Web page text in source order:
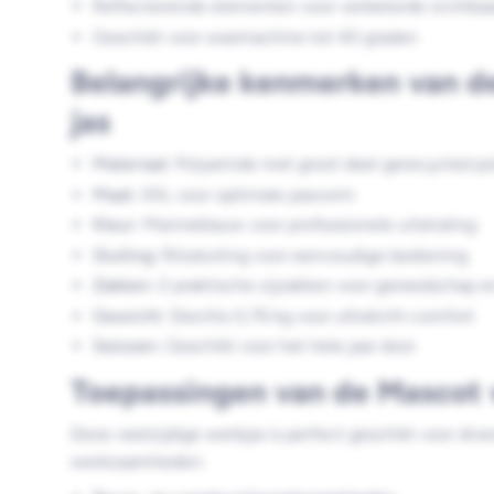
Geschikt voor wasmachine tot 40 graden
Belangrijke kenmerken van
jas
Materiaal:
Polyamide met groot deel gerecycled
Maat:
XXL voor optimale pasvorm
Kleur:
Sluiting:
Ritssluiting voor eenvoudige bediening
Zakken:
2 praktische zijzakken voor gereedschap
Gewicht:
Seizoen:
Geschikt voor het hele jaar door
Toepassingen van de
Deze veelzijdige werkjas is perfect geschikt voor
werkzaamheden: